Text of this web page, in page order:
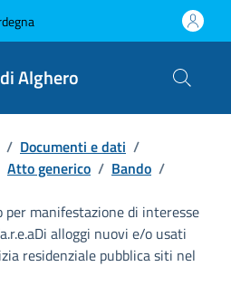
Alghero
/ Documenti e dati /
Atto generico / Bando /
manifestazione di interesse
alloggi nuovi e/o usati
residenziale pubblica siti nel